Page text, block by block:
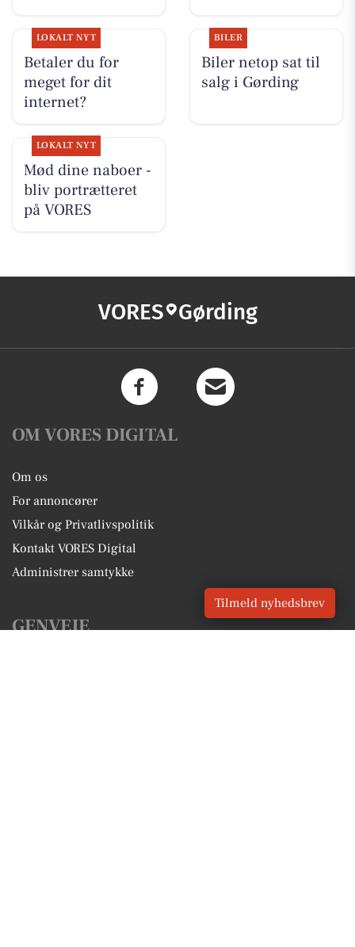
LOKALT NYT
Betaler du for
meget for dit
internet?
BILER
Biler netop sat til
salg i Gørding
LOKALT NYT
Mød dine naboer -
bliv portrætteret
på VORES
VORES Gørding
OM VORES DIGITAL
Om os
For annoncører
Vilkår og Privatlivspolitik
Kontakt VORES Digital
Administrer samtykke
GENVEJE
Tilmeld nyhedsbrev